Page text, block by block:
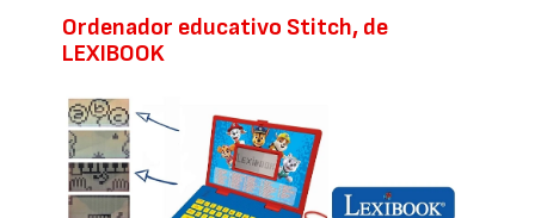
Ordenador educativo Stitch, de
LEXIBOOK